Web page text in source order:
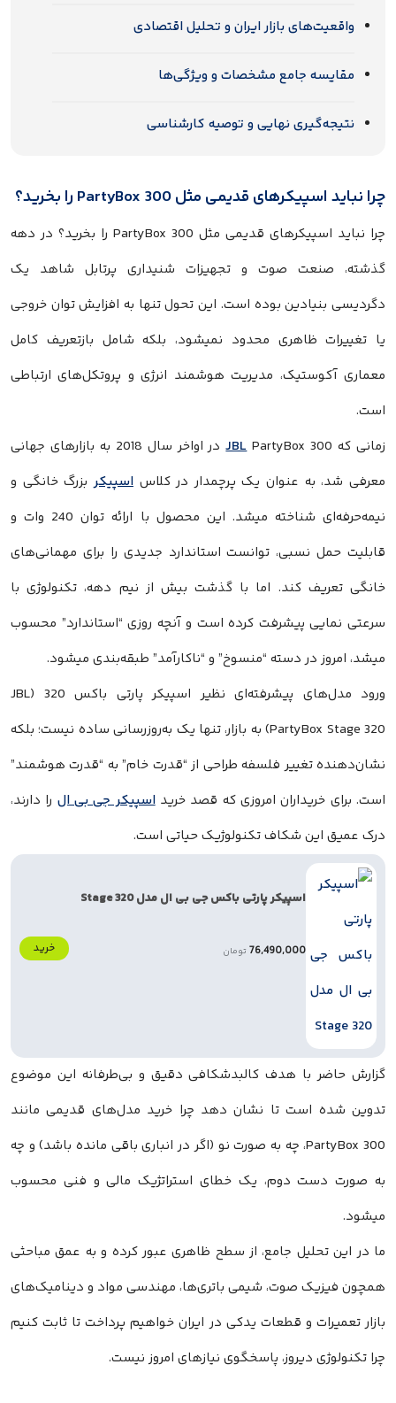
واقعیت‌های بازار ایران و تحلیل اقتصادی
مقایسه جامع مشخصات و ویژگی‌ها
نتیجه‌گیری نهایی و توصیه کارشناسی
چرا نباید اسپیکرهای قدیمی مثل PartyBox 300 را بخرید؟
چرا نباید اسپیکرهای قدیمی مثل PartyBox 300 را بخرید؟ در دهه
گذشته، صنعت صوت و تجهیزات شنیداری پرتابل شاهد یک
دگردیسی بنیادین بوده است. این تحول تنها به افزایش توان خروجی
یا تغییرات ظاهری محدود نمیشود، بلکه شامل بازتعریف کامل
معماری آکوستیک، مدیریت هوشمند انرژی و پروتکل‌های ارتباطی
است.
زمانی که
JBL
PartyBox 300 در اواخر سال 2018 به بازارهای جهانی
معرفی شد، به عنوان یک پرچمدار در کلاساسپیکربزرگ خانگی و
نیمه‌حرفه‌ای شناخته میشد. این محصول با ارائه توان 240 وات و
قابلیت حمل نسبی، توانست استاندارد جدیدی را برای مهمانی‌های
خانگی تعریف کند. اما با گذشت بیش از نیم دهه، تکنولوژی با
سرعتی نمایی پیشرفت کرده است و آنچه روزی “استاندارد” محسوب
میشد، امروز در دسته “منسوخ” و “ناکارآمد” طبقه‌بندی میشود.
ورود مدل‌های پیشرفته‌ای نظیر اسپیکر پارتی باکس 320 (JBL
PartyBox Stage 320) به بازار، تنها یک به‌روزرسانی ساده نیست؛ بلکه
نشان‌دهنده تغییر فلسفه طراحی از “قدرت خام” به “قدرت هوشمند”
است. برای خریداران امروزی که قصد خریداسپیکر جی بی ال را دارند،
درک عمیق این شکاف تکنولوژیک حیاتی است.
اسپیکر پارتی باکس جی بی ال مدل Stage 320
76,490,000 تومان خرید
گزارش حاضر با هدف کالبدشکافی دقیق و بی‌طرفانه این موضوع
تدوین شده است تا نشان دهد چرا خرید مدل‌های قدیمی مانند
PartyBox 300، چه به صورت نو (اگر در انباری باقی مانده باشد) و چه
به صورت دست دوم، یک خطای استراتژیک مالی و فنی محسوب
میشود.
ما در این تحلیل جامع، از سطح ظاهری عبور کرده و به عمق مباحثی
همچون فیزیک صوت، شیمی باتری‌ها، مهندسی مواد و دینامیک‌های
بازار تعمیرات و قطعات یدکی در ایران خواهیم پرداخت تا ثابت کنیم
چرا تکنولوژی دیروز، پاسخگوی نیازهای امروز نیست.